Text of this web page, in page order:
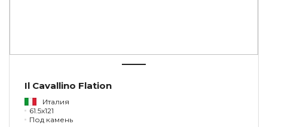
Il Cavallino Flation
Италия
61.5x121
Под камень